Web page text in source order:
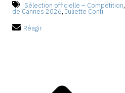
Sélection officielle – Compétition,
de Cannes 2026, Juliette Conti
Réagir